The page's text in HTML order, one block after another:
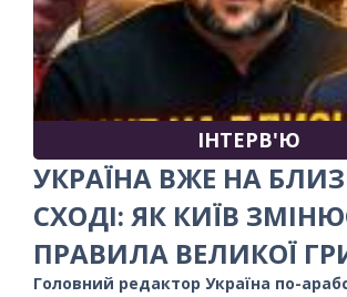
ІНТЕРВ'Ю
УКРАЇНА ВЖЕ НА
СХОДІ: ЯК КИЇВ
ПРАВИЛА ВЕЛИКОЇ
Головний редактор Україна по-